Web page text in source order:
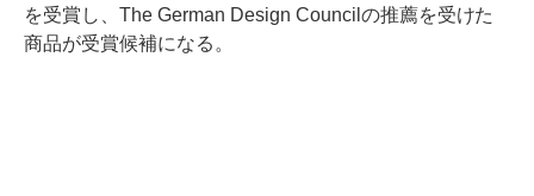
を受賞し、The German Design Councilの推薦を受けた
商品が受賞候補になる。